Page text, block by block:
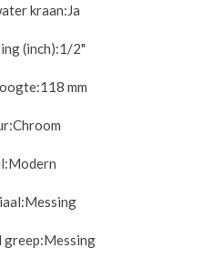
kraan:Ja
(inch):1/2"
118 mm
Chroom
Modern
Messing
greep:Messing